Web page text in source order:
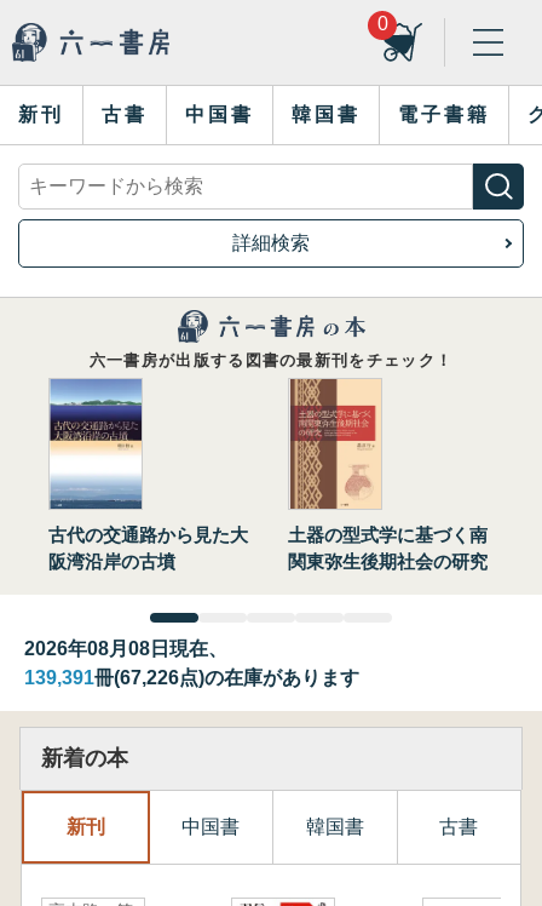
0
新刊 古書 中国書 韓国書 電子書籍
詳細検索
六一書房が出版する図書の最新刊をチェック！
古代の交通路から見た大
阪湾沿岸の古墳
土器の型式学に基づく南
関東弥生後期社会の研究
2026年08月08日現在、
139,391冊(67,226点)の在庫があります
新着の本
新刊 中国書 韓国書 古書